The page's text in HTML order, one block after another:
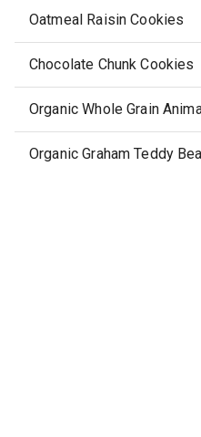
Oatmeal Raisin Cookies
Chocolate Chunk Cookies
Organic Whole Grain
Organic Graham Teddy